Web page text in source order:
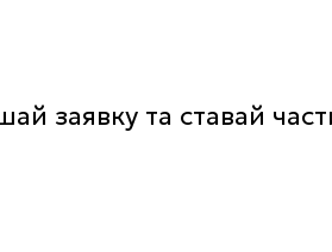
заявку та ставай